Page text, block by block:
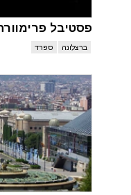
פסטיבל פרימוורה
ברצלונה ספרד